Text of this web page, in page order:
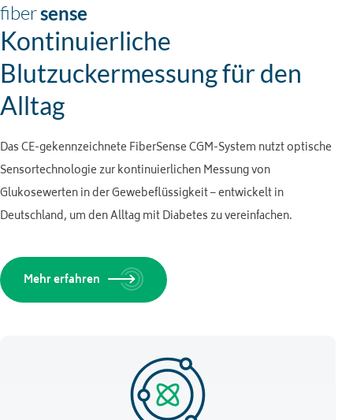
fibersense
Kontinuierliche
Blutzuckermessung für den
Alltag
Das CE-gekennzeichnete FiberSense CGM-System nutzt optische
Sensortechnologie zur kontinuierlichen Messung von
Glukosewerten in der Gewebeflüssigkeit – entwickelt in
Deutschland, um den Alltag mit Diabetes zu vereinfachen.
Mehr erfahren